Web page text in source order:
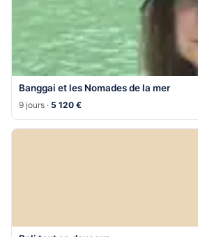
Banggai et les Nomades de la mer
9 jours · 5 120 €